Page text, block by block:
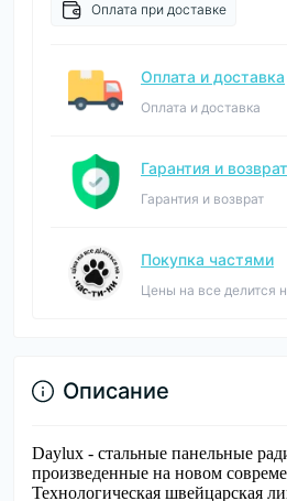
Оплата при доставке
Оплата и доставка
Оплата и доставка
Гарантия и возврат
Гарантия и возврат
Покупка частями
Цены на все делится
Описание
Daylux - стальные панельные
произведенные на новом
Технологическая швейцарская